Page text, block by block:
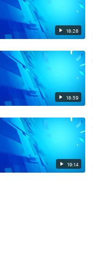
18:28
18:59
19:14